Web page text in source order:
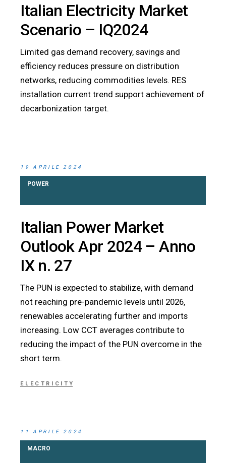
Italian Electricity Market
Scenario – IQ2024
Limited gas demand recovery, savings and
efficiency reduces pressure on distribution
networks, reducing commodities levels. RES
installation current trend support achievement of
decarbonization target.
19 APRILE 2024
POWER
Italian Power Market
Outlook Apr 2024 – Anno
IX n. 27
The PUN is expected to stabilize, with demand
not reaching pre-pandemic levels until 2026,
renewables accelerating further and imports
increasing. Low CCT averages contribute to
reducing the impact of the PUN overcome in the
short term.
ELECTRICITY
11 APRILE 2024
MACRO